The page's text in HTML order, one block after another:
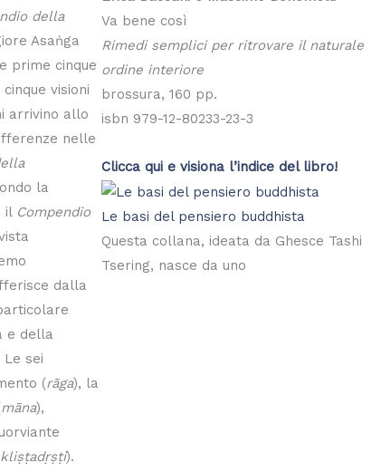
della
Asaṅga
prime cinque
visioni
arrivino allo
nelle
la
il Compendio
dalla
e della
sei
(rāga), la
māna),
kliṣṭadṛṣṭi).
Va bene così
Rimedi semplici per ritrovare il naturale
ordine interiore
brossura, 160 pp.
isbn 979-12-80233-23-3
Clicca qui e visiona l’indice del libro!
Le basi del pensiero buddhista
Questa collana, ideata da Ghesce Tashi
Tsering, nasce da uno